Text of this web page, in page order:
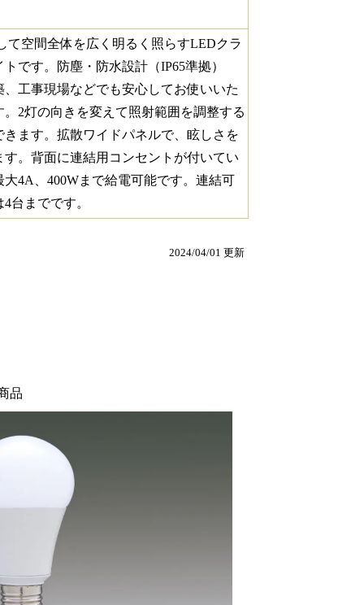
て空間全体を広く明るく照らすLEDクラ
トです。防塵・防水設計（IP65準拠）
、工事現場などでも安心してお使いいた
。2灯の向きを変えて照射範囲を調整する
きます。拡散ワイドパネルで、眩しさを
す。背面に連結用コンセントが付いてい
大4A、400Wまで給電可能です。連結可
台までです。
2024/04/01 更新
品